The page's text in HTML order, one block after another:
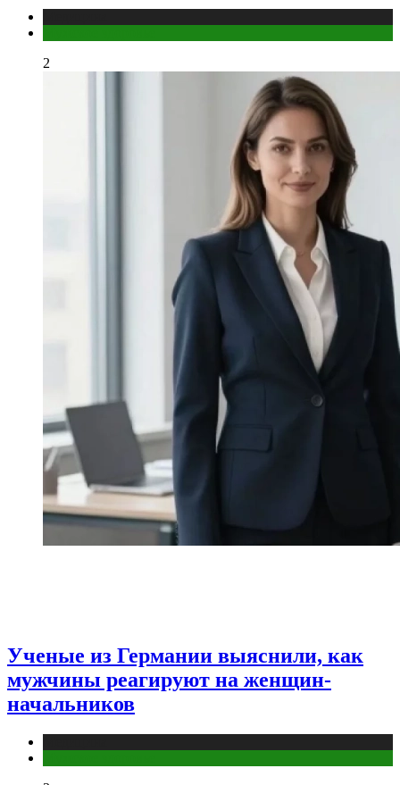
2
Ученые из Германии выяснили, как
мужчины реагируют на женщин-
начальников